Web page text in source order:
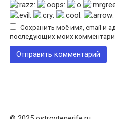
Сохранить моё имя, email и
последующих моих